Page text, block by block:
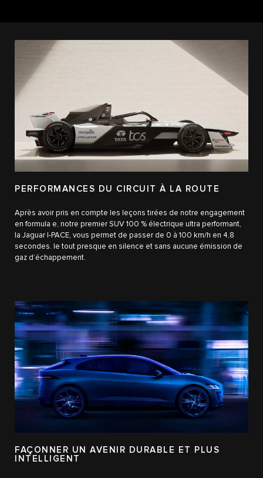
PERFORMANCES DU CIRCUIT À LA ROUTE
Après avoir pris en compte les leçons tirées de notre engagement
en formula e, notre premier SUV 100 % électrique ultra performant,
la Jaguar I-PACE, vous permet de passer de 0 à 100 km/h en 4,8
secondes. le tout presque en silence et sans aucune émission de
gaz d’échappement.
FAÇONNER UN AVENIR DURABLE ET PLUS
INTELLIGENT